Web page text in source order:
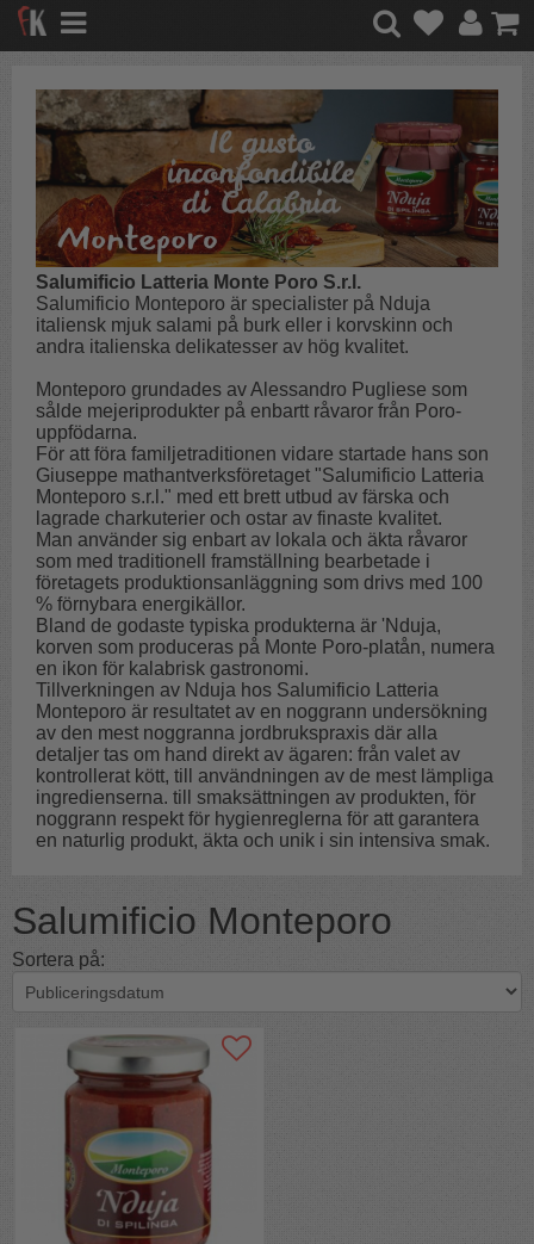
Salumificio Latteria Monte Poro S.r.l.
Salumificio Monteporo är specialister på Nduja
italiensk mjuk salami på burk eller i korvskinn och
andra italienska delikatesser av hög kvalitet.
Monteporo grundades av Alessandro Pugliese som
sålde mejeriprodukter på enbartt råvaror från Poro-
uppfödarna.
För att föra familjetraditionen vidare startade hans son
Giuseppe mathantverksföretaget "Salumificio Latteria
Monteporo s.r.l." med ett brett utbud av färska och
lagrade charkuterier och ostar av finaste kvalitet.
Man använder sig enbart av lokala och äkta råvaror
som med traditionell framställning bearbetade i
företagets produktionsanläggning som drivs med 100
% förnybara energikällor.
Bland de godaste typiska produkterna är 'Nduja,
korven som produceras på Monte Poro-platån, numera
en ikon för kalabrisk gastronomi.
Tillverkningen av Nduja hos Salumificio Latteria
Monteporo är resultatet av en noggrann undersökning
av den mest noggranna jordbrukspraxis där alla
detaljer tas om hand direkt av ägaren: från valet av
kontrollerat kött, till användningen av de mest lämpliga
ingredienserna. till smaksättningen av produkten, för
noggrann respekt för hygienreglerna för att garantera
en naturlig produkt, äkta och unik i sin intensiva smak.
Salumificio Monteporo
Sortera på: